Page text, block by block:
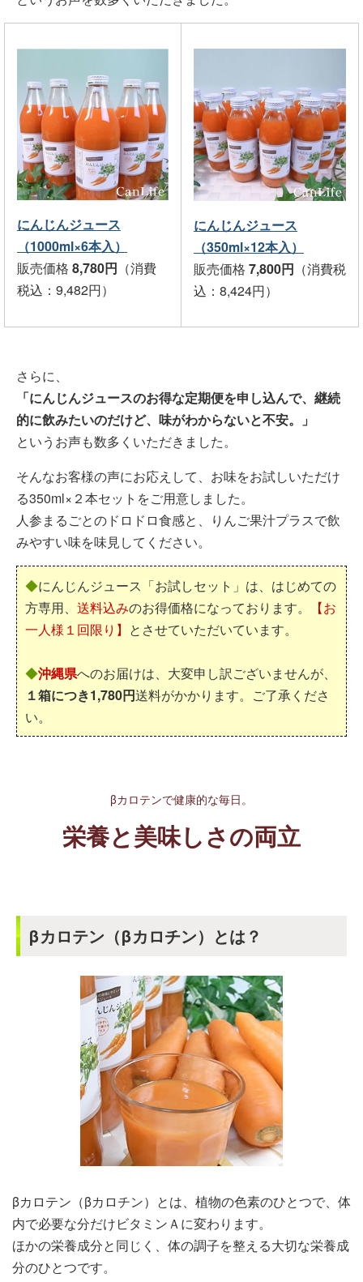
にんじんジュース
（1000ml×6本入）
販売価格 8,780円 （消費
税込：9,482円）
にんじんジュース
（350ml×12本入）
販売価格 7,800円 （消費税
込：8,424円）
さらに、
「にんじんジュースのお得な定期便を申し込んで、継続
的に飲みたいのだけど、味がわからないと不安。」
というお声も数多くいただきました。
そんなお客様の声にお応えして、お味をお試しいただけ
る350ml×２本セットをご用意しました。
人参まるごとのドロドロ食感と、りんご果汁プラスで飲
みやすい味を味見してください。
◆にんじんジュース「お試しセット」は、はじめての
方専用、 送料込みのお得価格になっております。
【お
一人様１回限り】 とさせていただいています。
◆沖縄県へのお届けは、大変申し訳ございませんが、
１箱につき1,780円送料がかかります。ご了承くださ
い。
βカロテンで健康的な毎日。
栄養と美味しさの両立
βカロテン（βカロチン）とは？
βカロテン（βカロチン）とは、植物の色素のひとつで、体
内で必要な分だけビタミンＡに変わります。
ほかの栄養成分と同じく、体の調子を整える大切な栄養成
分のひとつです。